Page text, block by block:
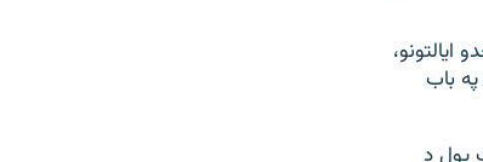
باب
یول د